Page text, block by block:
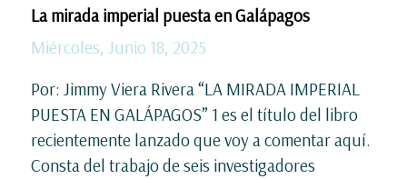
La mirada imperial puesta en Galápagos
Miércoles, Junio 18, 2025
Por: Jimmy Viera Rivera “LA MIRADA IMPERIAL
PUESTA EN GALÁPAGOS” 1 es el título del libro
recientemente lanzado que voy a comentar aquí.
Consta del trabajo de seis investigadores